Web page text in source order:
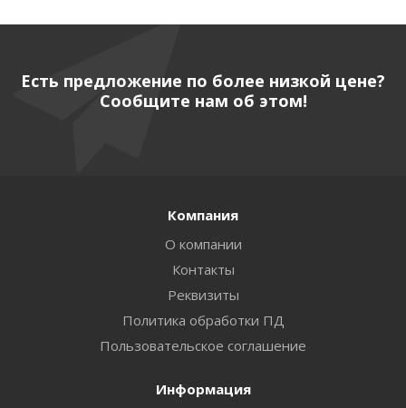
Есть предложение по более низкой цене?
Сообщите нам об этом!
Компания
О компании
Контакты
Реквизиты
Политика обработки ПД
Пользовательское соглашение
Информация